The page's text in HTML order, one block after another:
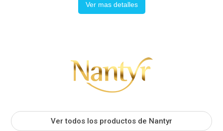
Ver mas detalles
Ver todos los productos de Nantyr